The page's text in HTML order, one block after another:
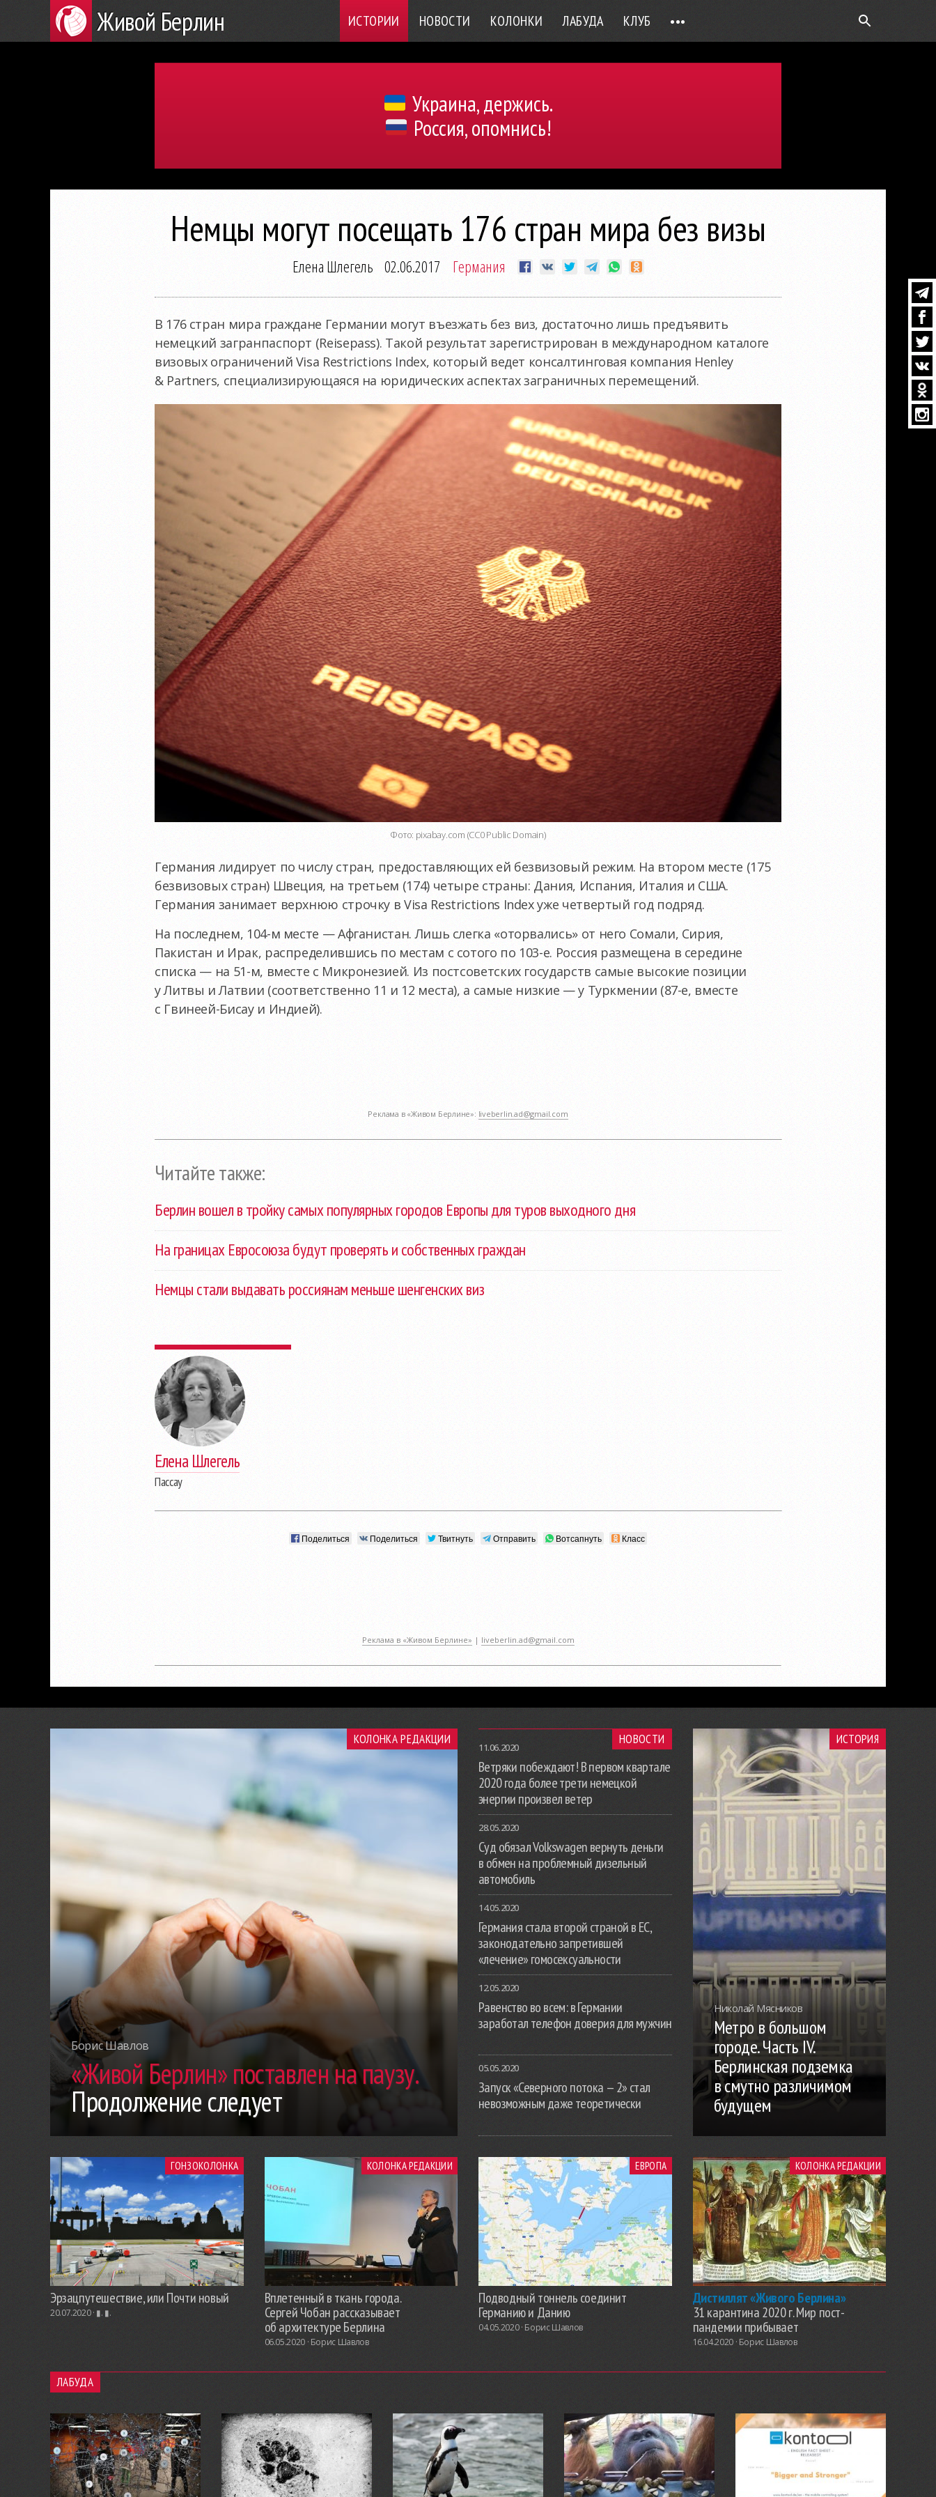
Живой Берлин ИСТОРИИ НОВОСТИ КОЛОНКИ ЛАБУДА КЛУБ •••
DEUTSCH
Украина, держись.
Россия, опомнись!
Немцы могут посещать 176 стран мира без визы
Елена Шлегель 02.06.2017 Германия
В 176 стран мира граждане Германии могут въезжать без виз, достаточно лишь предъявить
немецкий загранпаспорт (Reisepass). Такой результат зарегистрирован в международном каталоге
визовых ограничений Visa Restrictions Index, который ведет консалтинговая компания Henley
& Partners, специализирующаяся на юридических аспектах заграничных перемещений.
Фото: pixabay.com (CC0 Public Domain)
Германия лидирует по числу стран, предоставляющих ей безвизовый режим. На втором месте (175
безвизовых стран) Швеция, на третьем (174) четыре страны: Дания, Испания, Италия и США.
Германия занимает верхнюю строчку в Visa Restrictions Index уже четвертый год подряд.
На последнем, 104-м месте — Афганистан. Лишь слегка «оторвались» от него Сомали, Сирия,
Пакистан и Ирак, распределившись по местам с сотого по 103-е. Россия размещена в середине
списка — на 51-м, вместе с Микронезией. Из постсоветских государств самые высокие позиции
у Литвы и Латвии (соответственно 11 и 12 места), а самые низкие — у Туркмении (87-е, вместе
с Гвинеей-Бисау и Индией).
Реклама в «Живом Берлине»: liveberlin.ad@gmail.com
Читайте также:
Берлин вошел в тройку самых популярных городов Европы для туров выходного дня
На границах Евросоюза будут проверять и собственных граждан
Немцы стали выдавать россиянам меньше шенгенских виз
Елена Шлегель
Пассау
Поделиться Поделиться Твитнуть Отправить Вотсапнуть Класс
Реклама в «Живом Берлине» | liveberlin.ad@gmail.com
КОЛОНКА РЕДАКЦИИ
Борис Шавлов
«Живой Берлин» поставлен на паузу.
Продолжение следует
НОВОСТИ
11.06.2020
Ветряки побеждают! В первом квартале
2020 года более трети немецкой
энергии произвел ветер
28.05.2020
Суд обязал Volkswagen вернуть деньги
в обмен на проблемный дизельный
автомобиль
14.05.2020
Германия стала второй страной в ЕС,
законодательно запретившей
«лечение» гомосексуальности
12.05.2020
Равенство во всем: в Германии
заработал телефон доверия для мужчин
05.05.2020
Запуск «Северного потока — 2» стал
невозможным даже теоретически
ИСТОРИЯ
Николай Мясников
Метро в большом
городе. Часть IV.
Берлинская подземка
в смутно различимом
будущем
ГОНЗОКОЛОНКА
Эрзацпутешествие, или Почти новый
20.07.2020 · ▮. ▮.
КОЛОНКА РЕДАКЦИИ
Вплетенный в ткань города.
Сергей Чобан рассказывает
об архитектуре Берлина
06.05.2020 · Борис Шавлов
ЕВРОПА
Подводный тоннель соединит
Германию и Данию
04.05.2020 · Борис Шавлов
КОЛОНКА РЕДАКЦИИ
Дистиллят «Живого Берлина»
31 карантина 2020 г. Мир пост-
пандемии прибывает
16.04.2020 · Борис Шавлов
ЛАБУДА